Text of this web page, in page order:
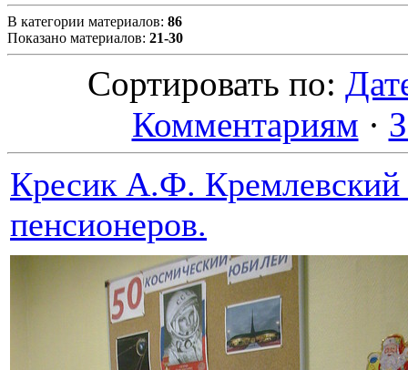
В категории материалов: 86
Показано материалов: 21-30
Сортировать по:
Комментариям ·
Кресик А.Ф. Кремлевский
пенсионеров.